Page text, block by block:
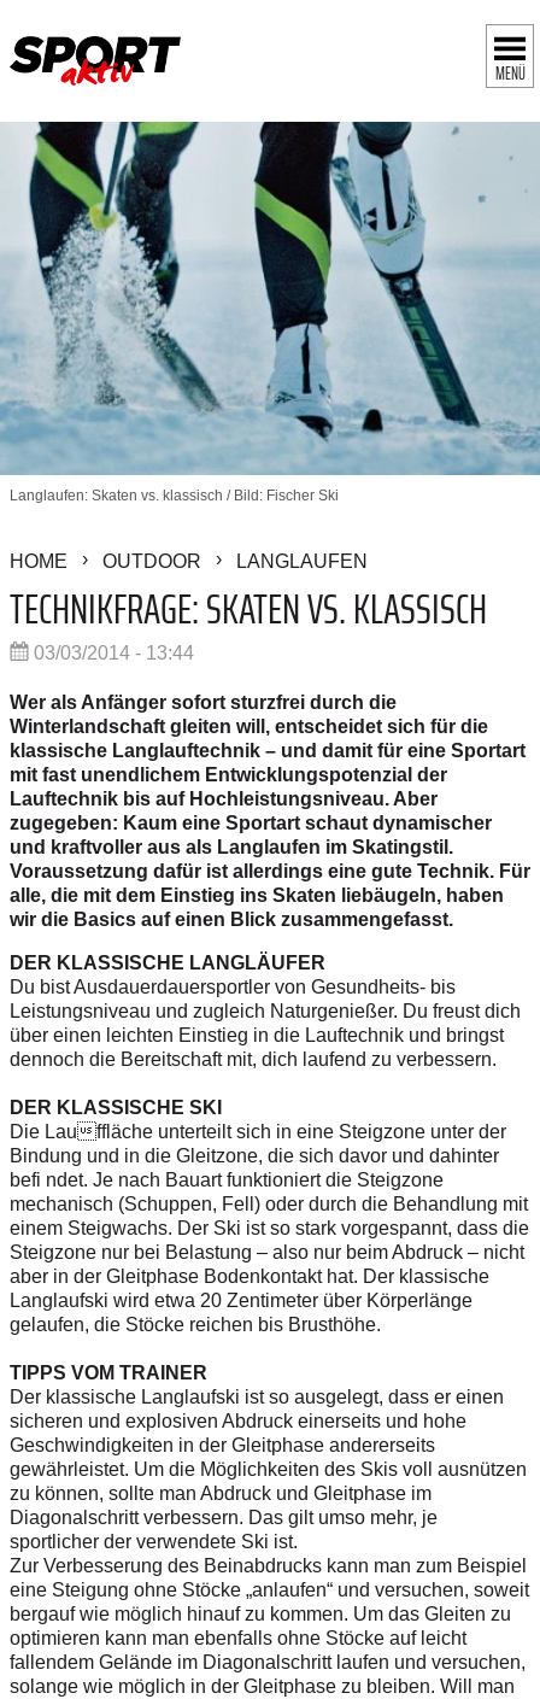
MENÜ
Langlaufen: Skaten vs. klassisch / Bild: Fischer Ski
HOME OUTDOOR LANGLAUFEN
TECHNIKFRAGE: SKATEN VS. KLASSISCH
03/03/2014 - 13:44
Wer als Anfänger sofort sturzfrei durch die
Winterlandschaft gleiten will, entscheidet sich für die
klassische Langlauftechnik – und damit für eine Sportart
mit fast unendlichem Entwicklungspotenzial der
Lauftechnik bis auf Hochleistungsniveau. Aber
zugegeben: Kaum eine Sportart schaut dynamischer
und kraftvoller aus als Langlaufen im Skatingstil.
Voraussetzung dafür ist allerdings eine gute Technik. Für
alle, die mit dem Einstieg ins Skaten liebäugeln, haben
wir die Basics auf einen Blick zusammengefasst.
DER KLASSISCHE LANGLÄUFER
Du bist Ausdauerdauersportler von Gesundheits- bis
Leistungsniveau und zugleich Naturgenießer. Du freust dich
über einen leichten Einstieg in die Lauftechnik und bringst
dennoch die Bereitschaft mit, dich laufend zu verbessern.
DER KLASSISCHE SKI
Die Lauffläche unterteilt sich in eine Steigzone unter der
Bindung und in die Gleitzone, die sich davor und dahinter
befi ndet. Je nach Bauart funktioniert die Steigzone
mechanisch (Schuppen, Fell) oder durch die Behandlung mit
einem Steigwachs. Der Ski ist so stark vorgespannt, dass die
Steigzone nur bei Belastung – also nur beim Abdruck – nicht
aber in der Gleitphase Bodenkontakt hat. Der klassische
Langlaufski wird etwa 20 Zentimeter über Körperlänge
gelaufen, die Stöcke reichen bis Brusthöhe.
TIPPS VOM TRAINER
Der klassische Langlaufski ist so ausgelegt, dass er einen
sicheren und explosiven Abdruck einerseits und hohe
Geschwindigkeiten in der Gleitphase andererseits
gewährleistet. Um die Möglichkeiten des Skis voll ausnützen
zu können, sollte man Abdruck und Gleitphase im
Diagonalschritt verbessern. Das gilt umso mehr, je
sportlicher der verwendete Ski ist.
Zur Verbesserung des Beinabdrucks kann man zum Beispiel
eine Steigung ohne Stöcke „anlaufen“ und versuchen, soweit
bergauf wie möglich hinauf zu kommen. Um das Gleiten zu
optimieren kann man ebenfalls ohne Stöcke auf leicht
fallendem Gelände im Diagonalschritt laufen und versuchen,
solange wie möglich in der Gleitphase zu bleiben. Will man